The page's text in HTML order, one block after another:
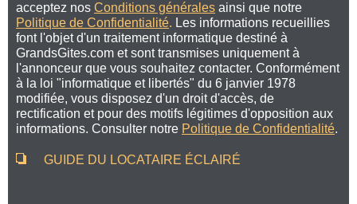
acceptez nos Conditions générales ainsi que notre
Politique de Confidentialité. Les informations recueillies
font l'objet d'un traitement informatique destiné à
GrandsGites.com et sont transmises uniquement à
l'annonceur que vous souhaitez contacter. Conformément
à la loi "informatique et libertés" du 6 janvier 1978
modifiée, vous disposez d'un droit d'accès, de
rectification et pour des motifs légitimes d'opposition aux
informations. Consulter notre Politique de Confidentialité.
GUIDE DU LOCATAIRE ÉCLAIRÉ